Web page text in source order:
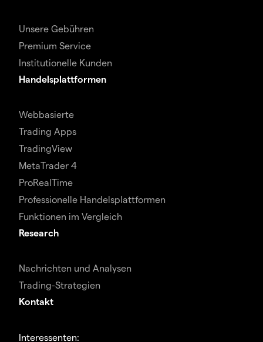
Unsere Gebühren
Premium Service
Institutionelle Kunden
Handelsplattformen
Webbasierte
Trading Apps
TradingView
MetaTrader 4
ProRealTime
Professionelle Handelsplattformen
Funktionen im Vergleich
Research
Nachrichten und Analysen
Trading-Strategien
Kontakt
Interessenten: